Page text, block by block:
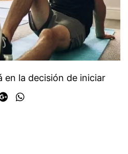
en la decisión de iniciar